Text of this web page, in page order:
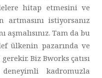
hitap etmesini ve
artmasını istiyorsanız
aşmalısınız. Tam da bu
ülkenin pazarında ve
Biz Bworks çatısı
kadromuzla